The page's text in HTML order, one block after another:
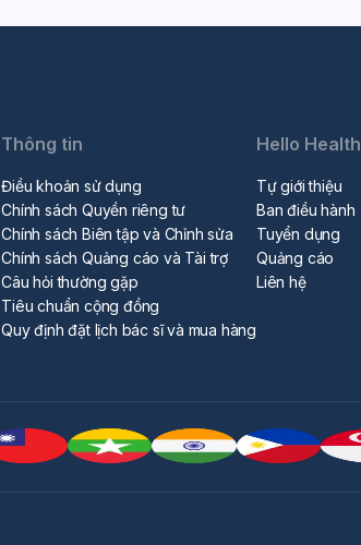
Thông tin
Điều khoản sử dụng
Chính sách Quyền riêng tư
Chính sách Biên tập và Chỉnh sửa
Chính sách Quảng cáo và Tài trợ
Câu hỏi thường gặp
Tiêu chuẩn cộng đồng
Quy định đặt lịch bác sĩ và mua hàng
Hello Health
Tự giới thiệu
Ban điều hành
Tuyển dụng
Quảng cáo
Liên hệ